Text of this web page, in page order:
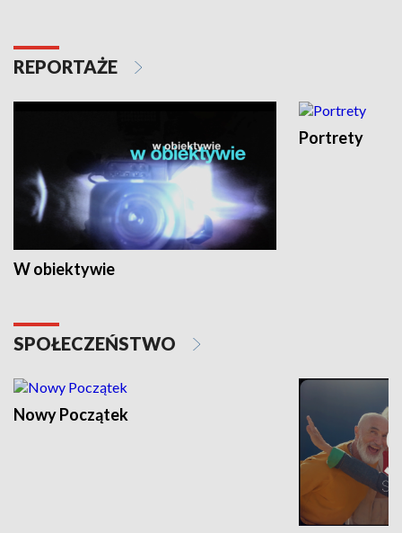
REPORTAŻE
W obiektywie
Portrety
SPOŁECZEŃSTWO
Nowy Początek